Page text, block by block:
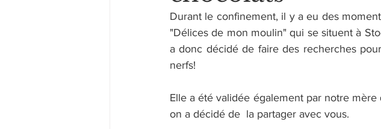
Durant le confinement, il y a eu des
"Délices de mon moulin" qui se situent à
a donc décidé de faire des recherches
nerfs!
Elle a été validée également par notre
on a décidé de  la partager avec vous.